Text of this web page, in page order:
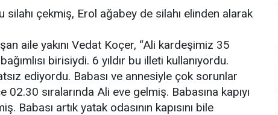
silahı çekmiş, Erol ağabey de silahı elinden alarak
aile yakını Vedat Koçer, “Ali kardeşimiz 35
birisiydi. 6 yıldır bu illeti kullanıyordu.
ediyordu. Babası ve annesiyle çok sorunlar
02.30 sıralarında Ali eve gelmiş. Babasına kapıyı
Babası artık yatak odasının kapısını bile